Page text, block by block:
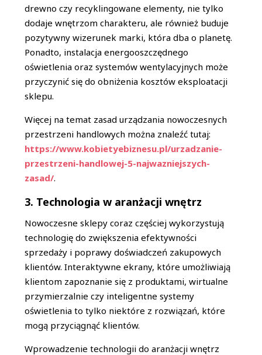
drewno czy recyklingowane elementy, nie tylko
dodaje wnętrzom charakteru, ale również buduje
pozytywny wizerunek marki, która dba o planetę.
Ponadto, instalacja energooszczędnego
oświetlenia oraz systemów wentylacyjnych może
przyczynić się do obniżenia kosztów eksploatacji
sklepu.
Więcej na temat zasad urządzania nowoczesnych
przestrzeni handlowych można znaleźć tutaj:
https://www.kobietyebiznesu.pl/urzadzanie-
przestrzeni-handlowej-5-najwazniejszych-
zasad/.
3. Technologia w aranżacji wnętrz
Nowoczesne sklepy coraz częściej wykorzystują
technologię do zwiększenia efektywności
sprzedaży i poprawy doświadczeń zakupowych
klientów. Interaktywne ekrany, które umożliwiają
klientom zapoznanie się z produktami, wirtualne
przymierzalnie czy inteligentne systemy
oświetlenia to tylko niektóre z rozwiązań, które
mogą przyciągnąć klientów.
Wprowadzenie technologii do aranżacji wnętrz